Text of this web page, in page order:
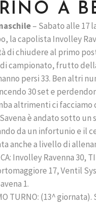
A
– Sabato alle 17
la capolista Involley
di chiudere al primo
campionato, frutto
persi 33. Ben altri
30 set e
altrimenti ci facciamo
è andato sotto un
da un infortunio e il
anche a livello di
Involley Ravenna 30,
17, Ventil
1.
TURNO: (13^